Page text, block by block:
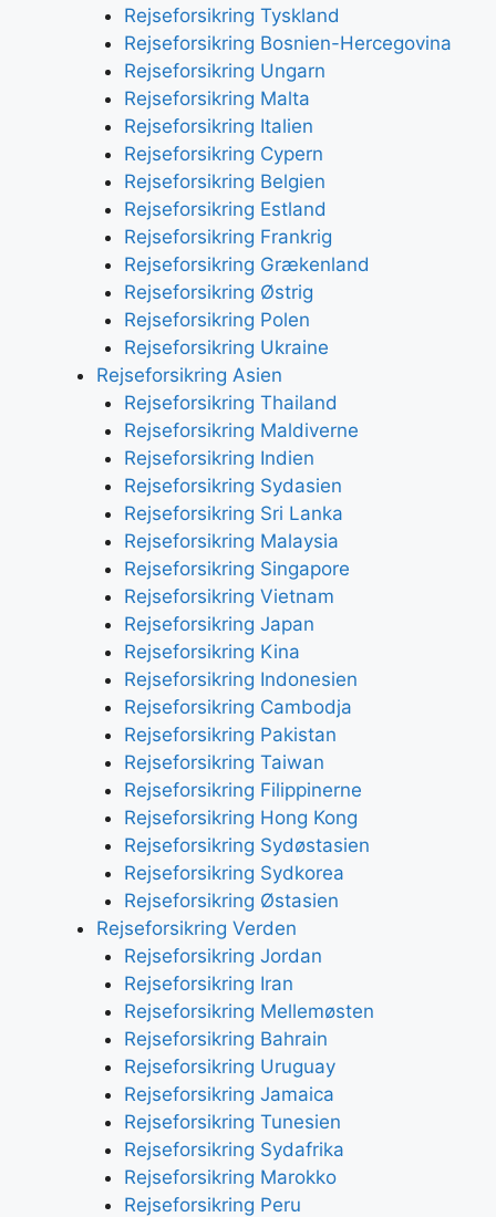
Rejseforsikring Tyskland
Rejseforsikring Bosnien-Hercegovina
Rejseforsikring Ungarn
Rejseforsikring Malta
Rejseforsikring Italien
Rejseforsikring Cypern
Rejseforsikring Belgien
Rejseforsikring Estland
Rejseforsikring Frankrig
Rejseforsikring Grækenland
Rejseforsikring Østrig
Rejseforsikring Polen
Rejseforsikring Ukraine
Rejseforsikring Asien
Rejseforsikring Thailand
Rejseforsikring Maldiverne
Rejseforsikring Indien
Rejseforsikring Sydasien
Rejseforsikring Sri Lanka
Rejseforsikring Malaysia
Rejseforsikring Singapore
Rejseforsikring Vietnam
Rejseforsikring Japan
Rejseforsikring Kina
Rejseforsikring Indonesien
Rejseforsikring Cambodja
Rejseforsikring Pakistan
Rejseforsikring Taiwan
Rejseforsikring Filippinerne
Rejseforsikring Hong Kong
Rejseforsikring Sydøstasien
Rejseforsikring Sydkorea
Rejseforsikring Østasien
Rejseforsikring Verden
Rejseforsikring Jordan
Rejseforsikring Iran
Rejseforsikring Mellemøsten
Rejseforsikring Bahrain
Rejseforsikring Uruguay
Rejseforsikring Jamaica
Rejseforsikring Tunesien
Rejseforsikring Sydafrika
Rejseforsikring Marokko
Rejseforsikring Peru